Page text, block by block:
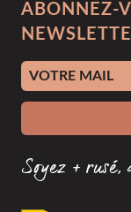
ABONNEZ-
Adresse e-mail
Soyez +